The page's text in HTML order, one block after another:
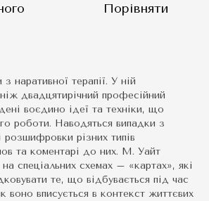
Порівняти
наративної терапії. У ній
двадцятирічний професійний
воєдино ідеї та техніки, що
роботи. Наводяться випадки з
різних типів
та коментарі до них. М. Уайт
спеціальних схемах – «картах», які
те, що відбувається під час
воно вписується в контекст життєвих